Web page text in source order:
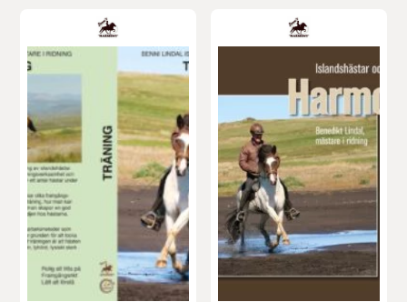
Mountain Horse
Muck Boot Company
Mustad
Nammi Godis